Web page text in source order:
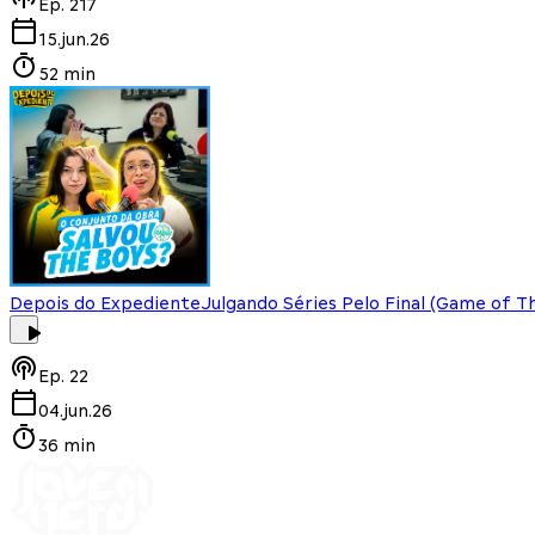
Ep. 217
15.jun.26
52 min
Depois do ExpedienteJulgando Séries Pelo Final (Game of
Ep. 22
04.jun.26
36 min